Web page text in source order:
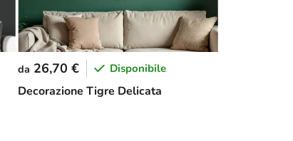
Decorazione Tigre Delicata
da 26,70 € Disponibile